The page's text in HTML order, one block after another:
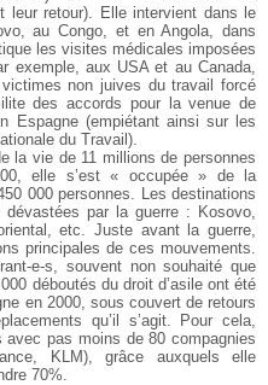
leur retour). Elle intervient dans le
au Congo, et en Angola, dans
les visites médicales imposées
exemple, aux USA et au Canada,
non juives du travail forcé
des accords pour la venue de
Espagne (empiétant ainsi sur les
du Travail).
la vie de 11 millions de personnes
elle s’est « occupée » de la
000 personnes. Les destinations
par la guerre : Kosovo,
etc. Juste avant la guerre,
principales de ces mouvements.
e-s, souvent non souhaité que
déboutés du droit d’asile ont été
en 2000, sous couvert de retours
qu’il s’agit. Pour cela,
avec pas moins de 80 compagnies
KLM), grâce auxquels elle
70%.